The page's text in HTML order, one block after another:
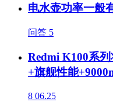
电水壶功率一般
问答 5
Redmi K100系
+旗舰性能
8 06.25